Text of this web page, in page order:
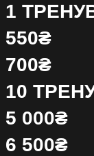
1
550₴
700₴
10
5 000₴
6 500₴